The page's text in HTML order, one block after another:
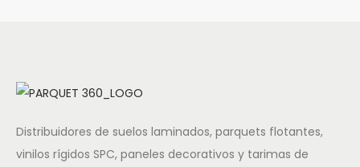
Distribuidores de suelos laminados, parquets flotantes,
vinilos rígidos SPC, paneles decorativos y tarimas de